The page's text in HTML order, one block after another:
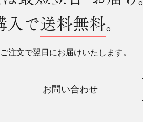
入で送料無料。
注文で翌日にお届けいたします。
お問い合わせ